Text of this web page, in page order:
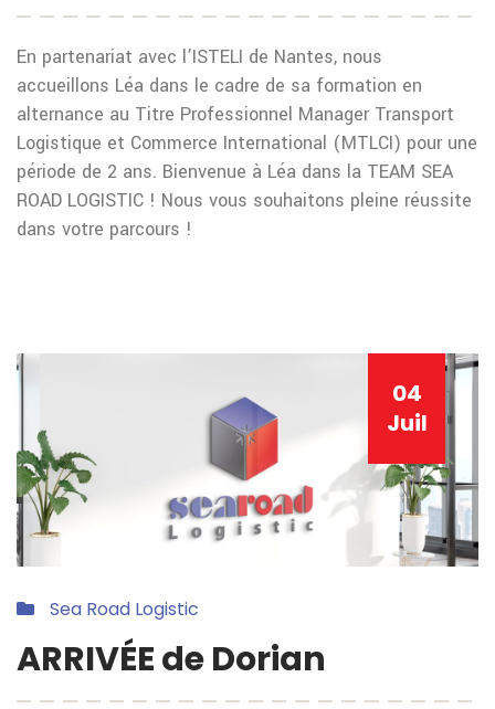
En partenariat avec l’ISTELI de Nantes, nous
accueillons Léa dans le cadre de sa formation en
alternance au Titre Professionnel Manager Transport
Logistique et Commerce International (MTLCI) pour une
période de 2 ans. Bienvenue à Léa dans la TEAM SEA
ROAD LOGISTIC ! Nous vous souhaitons pleine réussite
dans votre parcours !
04
Juil
Sea Road Logistic
ARRIVÉE de Dorian